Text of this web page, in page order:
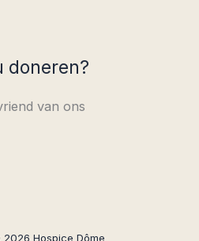
doneren?
van ons
Hospice Dôme